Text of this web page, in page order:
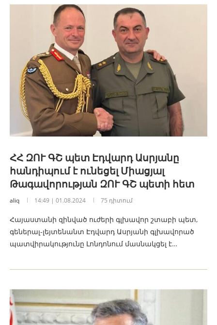
ՀՀ ԶՈՒ ԳՇ պետ Էդվարդ Ասրյանը
հանդիպում է ունեցել Միացյալ
Թագավորության ԶՈՒ ԳՇ պետի հետ
aliq 14:49 | 01.08.2024 75 դիտում
Հայաստանի զինված ուժերի գլխավոր շտաբի պետ,
գեներալ-լեյտենանտ Էդվարդ Ասրյանի գլխավորած
պատվիրակությունը Լոնդոնում մասնակցել է…